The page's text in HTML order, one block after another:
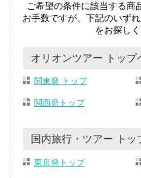
ご希望の条件に該当する商
お手数ですが、下記のいず
をお探しく
オリオンツアー トップ
関東発 トップ
関西発トップ
国内旅行・ツアー トッ
東京発トップ